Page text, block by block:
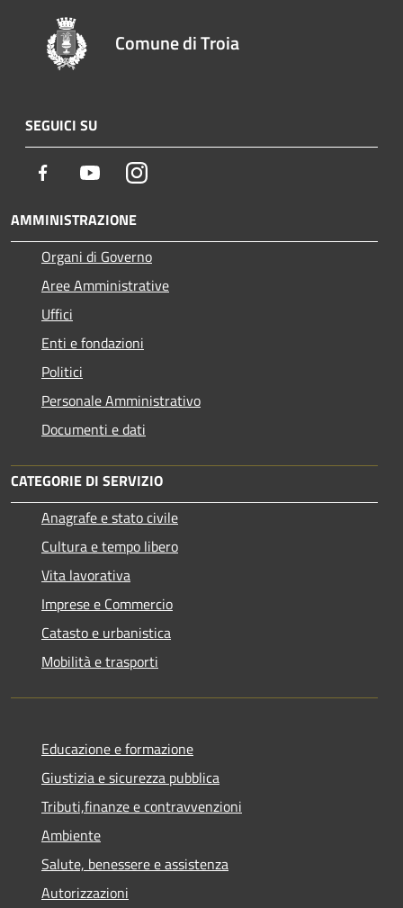
Comune di Troia
SEGUICI SU
Facebook YoutubeInstagram
AMMINISTRAZIONE
Organi di Governo
Aree Amministrative
Uffici
Enti e fondazioni
Politici
Personale Amministrativo
Documenti e dati
CATEGORIE DI SERVIZIO
Anagrafe e stato civile
Cultura e tempo libero
Vita lavorativa
Imprese e Commercio
Catasto e urbanistica
Mobilità e trasporti
Educazione e formazione
Giustizia e sicurezza pubblica
Tributi,finanze e contravvenzioni
Ambiente
Salute, benessere e assistenza
Autorizzazioni